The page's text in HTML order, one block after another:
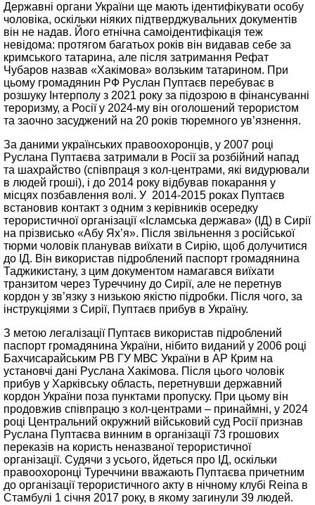
Державні органи України ще мають ідентифікувати особу
чоловіка, оскільки ніяких підтверджувальних документів
він не надав. Його етнічна самоідентифікація теж
невідома: протягом багатьох років він видавав себе за
кримського татарина, але після затримання Рефат
Чубаров назвав «Хакімова» волзьким татарином. При
цьому громадянин РФ Руслан Пуптаєв перебуває в
розшуку Інтерполу з 2021 року за підозрою в фінансуванні
тероризму, а Росії у 2024-му він оголошений терористом
та заочно засуджений на 20 років тюремного ув’язнення.
За даними українських правоохоронців, у 2007 році
Руслана Пуптаєва затримали в Росії за розбійний напад
та шахрайство (співпраця з кол-центрами, які видурювали
в людей гроші), і до 2014 року відбував покарання у
місцях позбавлення волі. У 2014-2015 роках Пуптаєв
встановив контакт з одним з керівників осередку
терористичної організації «Ісламська держава» (ІД) в Сирії
на прізвисько «Абу Ях’я». Після звільнення з російської
тюрми чоловік планував виїхати в Сирію, щоб долучитися
до ІД. Він використав підроблений паспорт громадянина
Таджикистану, з цим документом намагався виїхати
транзитом через Туреччину до Сирії, але не перетнув
кордон у зв’язку з низькою якістю підробки. Після чого, за
інструкціями з Сирії, Пуптаєв прибув в Україну.
З метою легалізації Пуптаєв використав підроблений
паспорт громадянина України, нібито виданий у 2006 році
Бахчисарайським РВ ГУ МВС України в АР Крим на
установчі дані Руслана Хакімова. Після цього чоловік
прибув у Харківську область, перетнувши державний
кордон України поза пунктами пропуску. При цьому він
продовжив співпрацю з кол-центрами – принаймні, у 2024
році Центральний окружний військовий суд Росії признав
Руслана Пуптаєва винним в організації 73 грошових
переказів на користь неназваної терористичної
організації. Судячи з усього, йдеться про ІД, оскільки
правоохоронці Туреччини вважають Пуптаєва причетним
до організації терористичного акту в нічному клубі Reina в
Стамбулі 1 січня 2017 року, в якому загинули 39 людей.